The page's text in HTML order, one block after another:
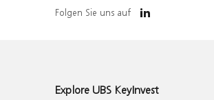
Folgen Sie uns auf
Explore UBS KeyInvest